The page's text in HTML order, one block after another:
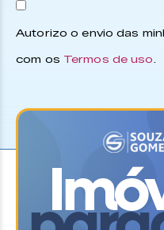
Autorizo o envio das
com os Termos de uso.